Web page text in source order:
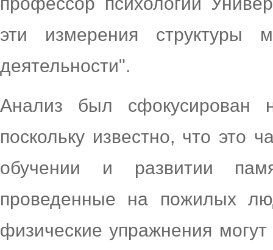
эти измерения структуры
деятельности".
Анализ был сфокусирован
поскольку известно, что это
обучении и развитии
проведенные на пожилых
физические упражнения